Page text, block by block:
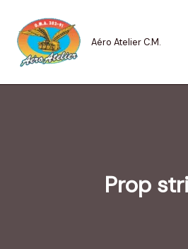
contenu
Aéro Atelier C.M.
Prop